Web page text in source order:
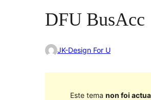
DFU BusAcc
JK-Design For U
Este tema non foi